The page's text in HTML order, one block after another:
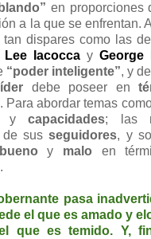
en proporciones
a la que se enfrentan.
tan dispares como las de
Lee Iacocca y George
“poder inteligente”, y
líder debe poseer en
. Para abordar temas
y capacidades; las
de susseguidores, y
y malo en
.
pasa
el que es amado y
que es temido. Y,